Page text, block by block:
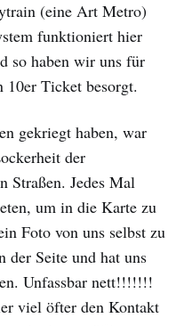
(eine Art Metro)
funktioniert hier
so haben wir uns für
10er Ticket besorgt.
gekriegt haben, war
der
Straßen. Jedes Mal
um in die Karte zu
Foto von uns selbst zu
der Seite und hat uns
Unfassbar nett!!!!!!!
viel öfter den Kontakt